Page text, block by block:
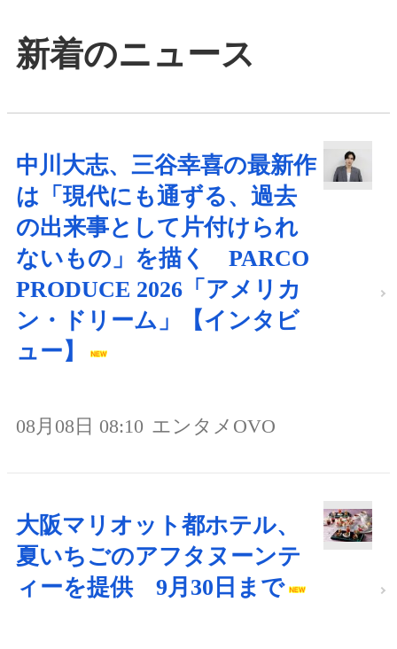
新着のニュース
中川大志、三谷幸喜の最新作
は「現代にも通ずる、過去
の出来事として片付けられ
ないもの」を描く PARCO
PRODUCE 2026「アメリカ
ン・ドリーム」【インタビ
ュー】
08月08日 08:10 エンタメOVO
大阪マリオット都ホテル、
夏いちごのアフタヌーンテ
ィーを提供 9月30日まで